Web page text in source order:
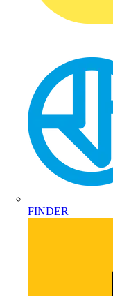
FINDER